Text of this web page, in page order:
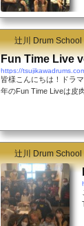
辻川 Drum School
Fun Time Live
https://
皆様こんにちは！ドラ
年のFun Time Liveは皮
練習していました。初
辻川 Drum School